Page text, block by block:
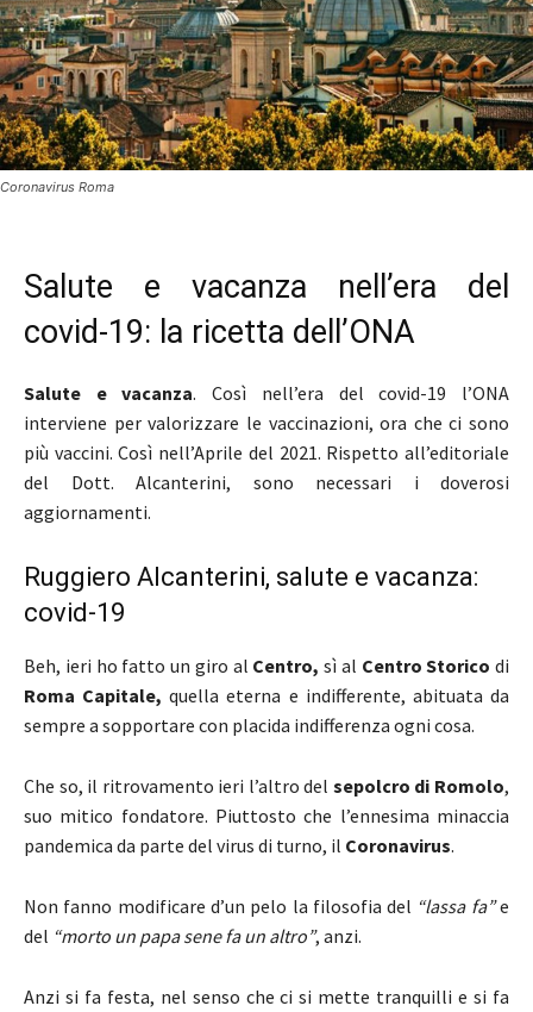
Coronavirus Roma
Salute e vacanza nell’era del
covid-19: la ricetta dell’ONA
Salute e vacanza. Così nell’era del covid-19 l’ONA
interviene per valorizzare le vaccinazioni, ora che ci sono
più vaccini. Così nell’Aprile del 2021. Rispetto all’editoriale
del Dott. Alcanterini, sono necessari i doverosi
aggiornamenti.
Ruggiero Alcanterini, salute e vacanza:
covid-19
Beh, ieri ho fatto un giro al Centro, sì al Centro Storico di
Roma Capitale, quella eterna e indifferente, abituata da
sempre a sopportare con placida indifferenza ogni cosa.
Che so, il ritrovamento ieri l’altro del sepolcro di Romolo,
suo mitico fondatore. Piuttosto che l’ennesima minaccia
pandemica da parte del virus di turno, il Coronavirus.
Non fanno modificare d’un pelo la filosofia del “lassa fa”e
del “morto un papa sene fa un altro”, anzi.
Anzi si fa festa, nel senso che ci si mette tranquilli e si fa